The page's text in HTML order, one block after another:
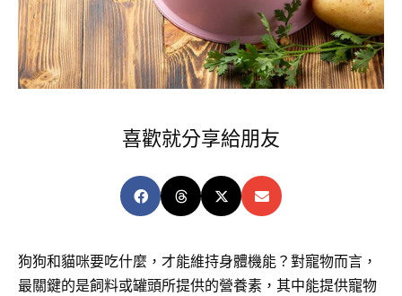
喜歡就分享給朋友
狗狗和貓咪要吃什麼，才能維持身體機能？對寵物而言，
最關鍵的是飼料或罐頭所提供的營養素，其中能提供寵物